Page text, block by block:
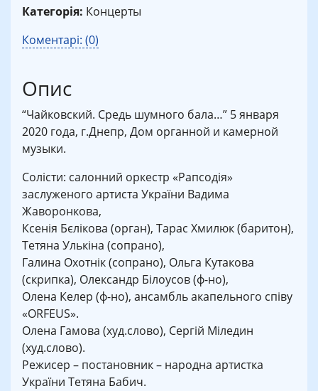
Категорія: Концерты
Коментарі: (0)
Опис
“Чайковский. Средь шумного бала…” 5 января
2020 года, г.Днепр, Дом органной и камерной
музыки.
Солісти: салонний оркестр «Рапсодія»
заслуженого артиста України Вадима
Жаворонкова,
Ксенія Бєлікова (орган), Тарас Хмилюк (баритон),
Тетяна Улькіна (сопрано),
Галина Охотнік (сопрано), Ольга Кутакова
(скрипка), Олександр Білоусов (ф-но),
Олена Келер (ф-но), ансамбль акапельного співу
«ORFEUS».
Олена Гамова (худ.слово), Сергій Міледин
(худ.слово).
Режисер – постановник – народна артистка
України Тетяна Бабич.